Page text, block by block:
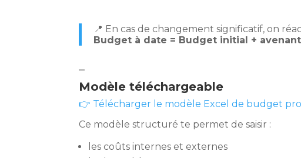
📍 En cas de changement significatif, on
Budget à date = Budget initial +
–
Modèle téléchargeable
👉 Télécharger le modèle Excel de budget
Ce modèle structuré te permet de saisir :
les coûts internes et externes